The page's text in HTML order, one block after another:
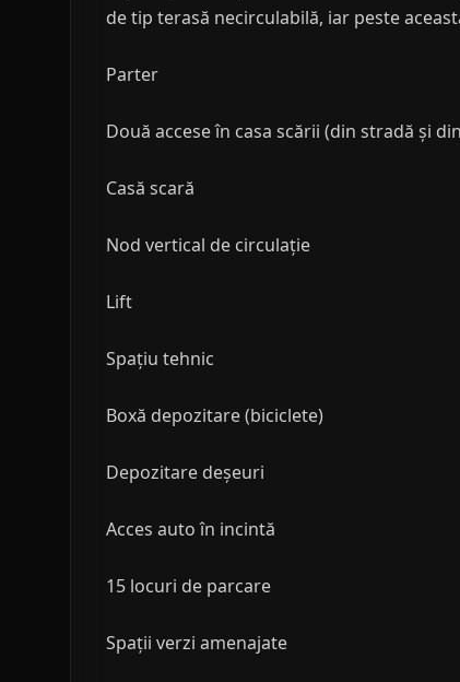
de tip terasă necirculabilă, iar peste
Parter
Două accese în casa scării (din stradă și
Casă scară
Nod vertical de circulație
Lift
Spațiu tehnic
Boxă depozitare (biciclete)
Depozitare deșeuri
Acces auto în incintă
15 locuri de parcare
Spații verzi amenajate